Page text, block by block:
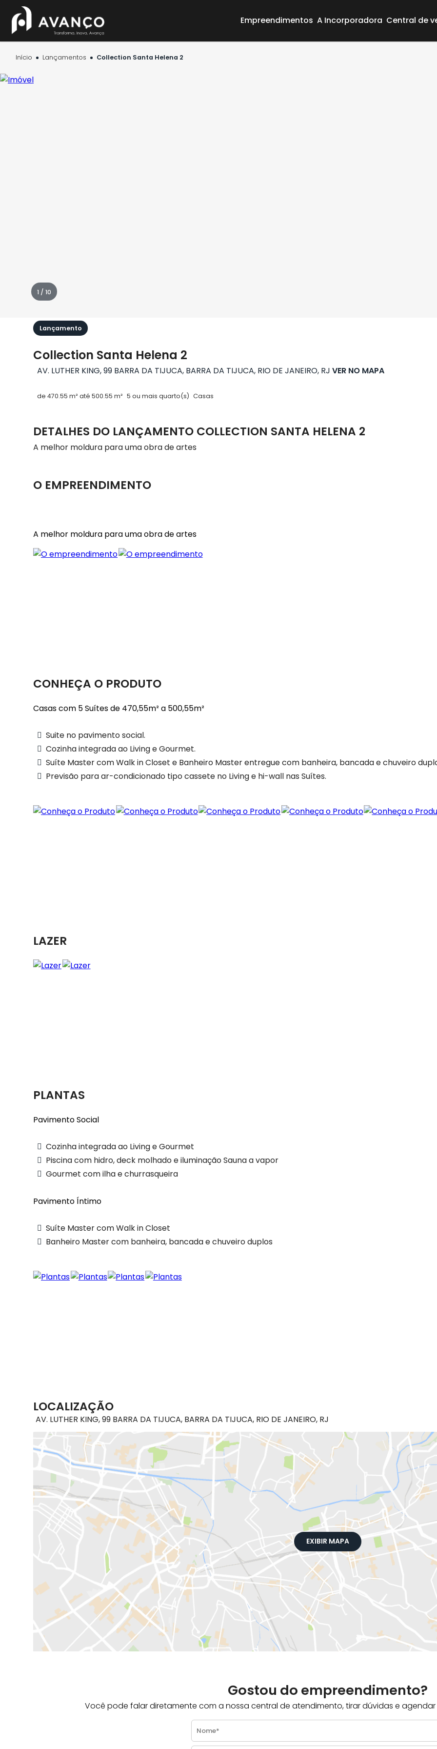
Empreendimentos A Incorporadora Central de
Início Lançamentos Collection Santa Helena 2
1 / 10
Lançamento
Collection Santa Helena 2
AV. LUTHER KING, 99 BARRA DA TIJUCA, BARRA DA TIJUCA, RIO DE JANEIRO, RJ VER NO MAPA
de 470.55 m² até 500.55 m² 5 ou mais quarto(s) Casas
DETALHES DO LANÇAMENTO COLLECTION SANTA HELENA 2
A melhor moldura para uma obra de artes
O EMPREENDIMENTO
A melhor moldura para uma obra de artes
CONHEÇA O PRODUTO
Casas com 5 Suítes de 470,55m² a 500,55m²
Suite no pavimento social.
Cozinha integrada ao Living e Gourmet.
Suíte Master com Walk in Closet e Banheiro Master entregue com banheira, bancada e chuveiro
Previsão para ar-condicionado tipo cassete no Living e hi-wall nas Suítes.
LAZER
PLANTAS
Pavimento Social
Cozinha integrada ao Living e Gourmet
Piscina com hidro, deck molhado e iluminação Sauna a vapor
Gourmet com ilha e churrasqueira
Pavimento Íntimo
Suíte Master com Walk in Closet
Banheiro Master com banheira, bancada e chuveiro duplos
LOCALIZAÇÃO
AV. LUTHER KING, 99 BARRA DA TIJUCA, BARRA DA TIJUCA, RIO DE JANEIRO, RJ
EXIBIR MAPA
Gostou do empreendimento?
Você pode falar diretamente com a nossa central de atendimento, tirar dúvidas e